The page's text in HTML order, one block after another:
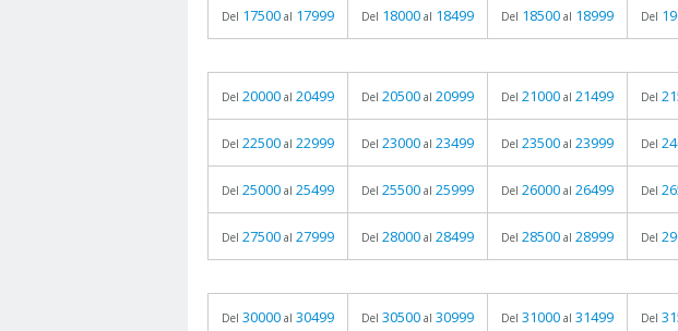
Del 17500 al 17999 Del 18000 al 18499 Del 18500 al 18999 Del
Del 20000 al 20499 Del 20500 al 20999 Del 21000 al 21499 Del
Del 22500 al 22999 Del 23000 al 23499 Del 23500 al 23999 Del
Del 25000 al 25499 Del 25500 al 25999 Del 26000 al 26499 Del
Del 27500 al 27999 Del 28000 al 28499 Del 28500 al 28999 Del
Del 30000 al 30499 Del 30500 al 30999 Del 31000 al 31499 Del